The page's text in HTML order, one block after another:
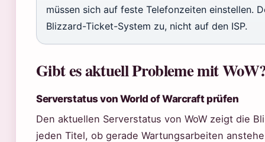
müssen sich auf feste Telefonzeiten einstellen.
Blizzard-Ticket-System zu, nicht auf den ISP.
Gibt es aktuell Probleme mit
Serverstatus von World of Warcraft prüfen
Den aktuellen Serverstatus von WoW zeigt die
jeden Titel, ob gerade Wartungsarbeiten